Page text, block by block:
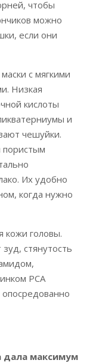
чтобы
можно
если они
с мягкими
Низкая
кислоты
и
чешуйки.
пористым
Их удобно
когда нужно
кожи головы.
стянутость
РСА
дала максимум